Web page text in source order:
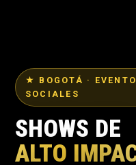
★ BOGOTÁ ·
SOCIALES
SHOWS DE
ALTO